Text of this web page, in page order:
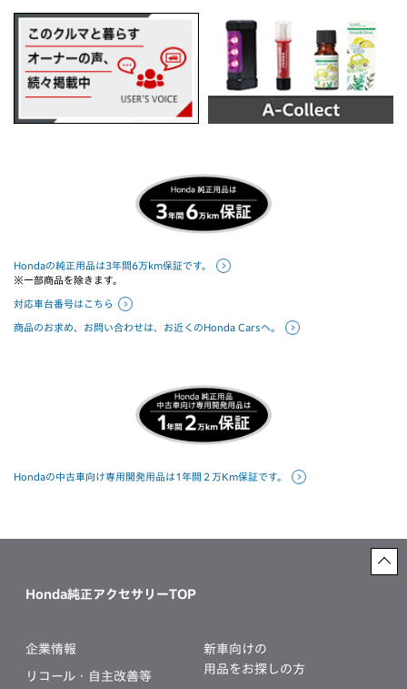
Hondaの純正用品は3年間6万km保証です。
※一部商品を除きます。
対応車台番号はこちら
商品のお求め、お問い合わせは、お近くのHonda Carsへ。
Hondaの中古車向け専用開発用品は1年間２万Km保証です。
Honda純正アクセサリーTOP
企業情報
リコール・自主改善等
新車向けの
用品をお探しの方